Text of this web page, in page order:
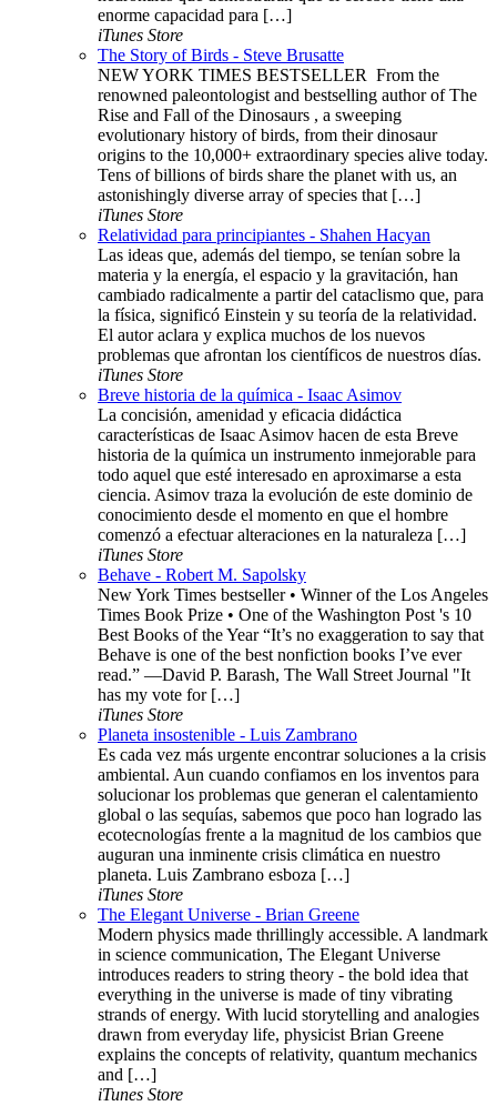
enorme capacidad para […]
iTunes Store
The Story of Birds - Steve Brusatte
NEW YORK TIMES BESTSELLER ​​​ From the
renowned paleontologist and bestselling author of The
Rise and Fall of the Dinosaurs , a sweeping
evolutionary history of birds, from their dinosaur
origins to the 10,000+ extraordinary species alive today.
Tens of billions of birds share the planet with us, an
astonishingly diverse array of species that […]
iTunes Store
Relatividad para principiantes - Shahen Hacyan
Las ideas que, además del tiempo, se tenían sobre la
materia y la energía, el espacio y la gravitación, han
cambiado radicalmente a partir del cataclismo que, para
la física, significó Einstein y su teoría de la relatividad.
El autor aclara y explica muchos de los nuevos
problemas que afrontan los científicos de nuestros días.
iTunes Store
Breve historia de la química - Isaac Asimov
La concisión, amenidad y eficacia didáctica
características de Isaac Asimov hacen de esta Breve
historia de la química un instrumento inmejorable para
todo aquel que esté interesado en aproximarse a esta
ciencia. Asimov traza la evolución de este dominio de
conocimiento desde el momento en que el hombre
comenzó a efectuar alteraciones en la naturaleza […]
iTunes Store
Behave - Robert M. Sapolsky
New York Times bestseller • Winner of the Los Angeles
Times Book Prize • One of the Washington Post 's 10
Best Books of the Year “It’s no exaggeration to say that
Behave is one of the best nonfiction books I’ve ever
read.” —David P. Barash, The Wall Street Journal "It
has my vote for […]
iTunes Store
Planeta insostenible - Luis Zambrano
Es cada vez más urgente encontrar soluciones a la crisis
ambiental. Aun cuando confiamos en los inventos para
solucionar los problemas que generan el calentamiento
global o las sequías, sabemos que poco han logrado las
ecotecnologías frente a la magnitud de los cambios que
auguran una inminente crisis climática en nuestro
planeta. Luis Zambrano esboza […]
iTunes Store
The Elegant Universe - Brian Greene
Modern physics made thrillingly accessible. A landmark
in science communication, The Elegant Universe
introduces readers to string theory - the bold idea that
everything in the universe is made of tiny vibrating
strands of energy. With lucid storytelling and analogies
drawn from everyday life, physicist Brian Greene
explains the concepts of relativity, quantum mechanics
and […]
iTunes Store